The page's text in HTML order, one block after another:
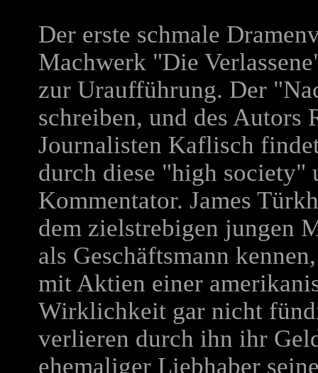
Der erste schmale
Machwerk "Die
zur Uraufführung. Der
schreiben, und des Autors
Journalisten Kaflisch
durch diese "high society"
Kommentator. James
dem zielstrebigen jungen
als Geschäftsmann
mit Aktien einer
Wirklichkeit gar nicht
verlieren durch ihn ihr
ehemaliger Liebhaber